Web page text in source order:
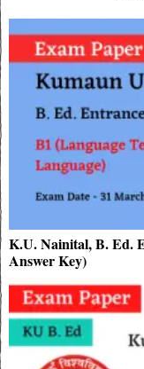
K.U. Nainital, B. Ed.
Answer Key)